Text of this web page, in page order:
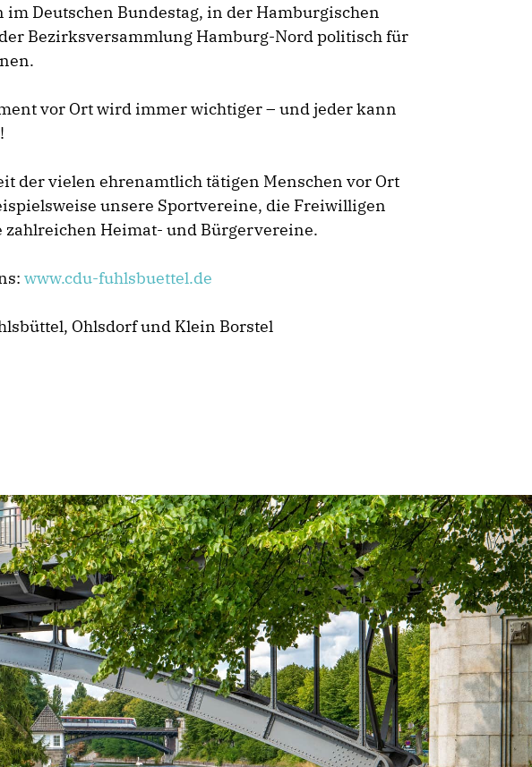
im Deutschen Bundestag, in der Hamburgischen
Bezirksversammlung Hamburg-Nord politisch für
vor Ort wird immer wichtiger– und jeder kann
der vielen ehrenamtlich tätigen Menschen vor Ort
unsere Sportvereine, die Freiwilligen
zahlreichen Heimat- und Bürgervereine.
www.cdu-fuhlsbuettel.de
Ohlsdorf und Klein Borstel